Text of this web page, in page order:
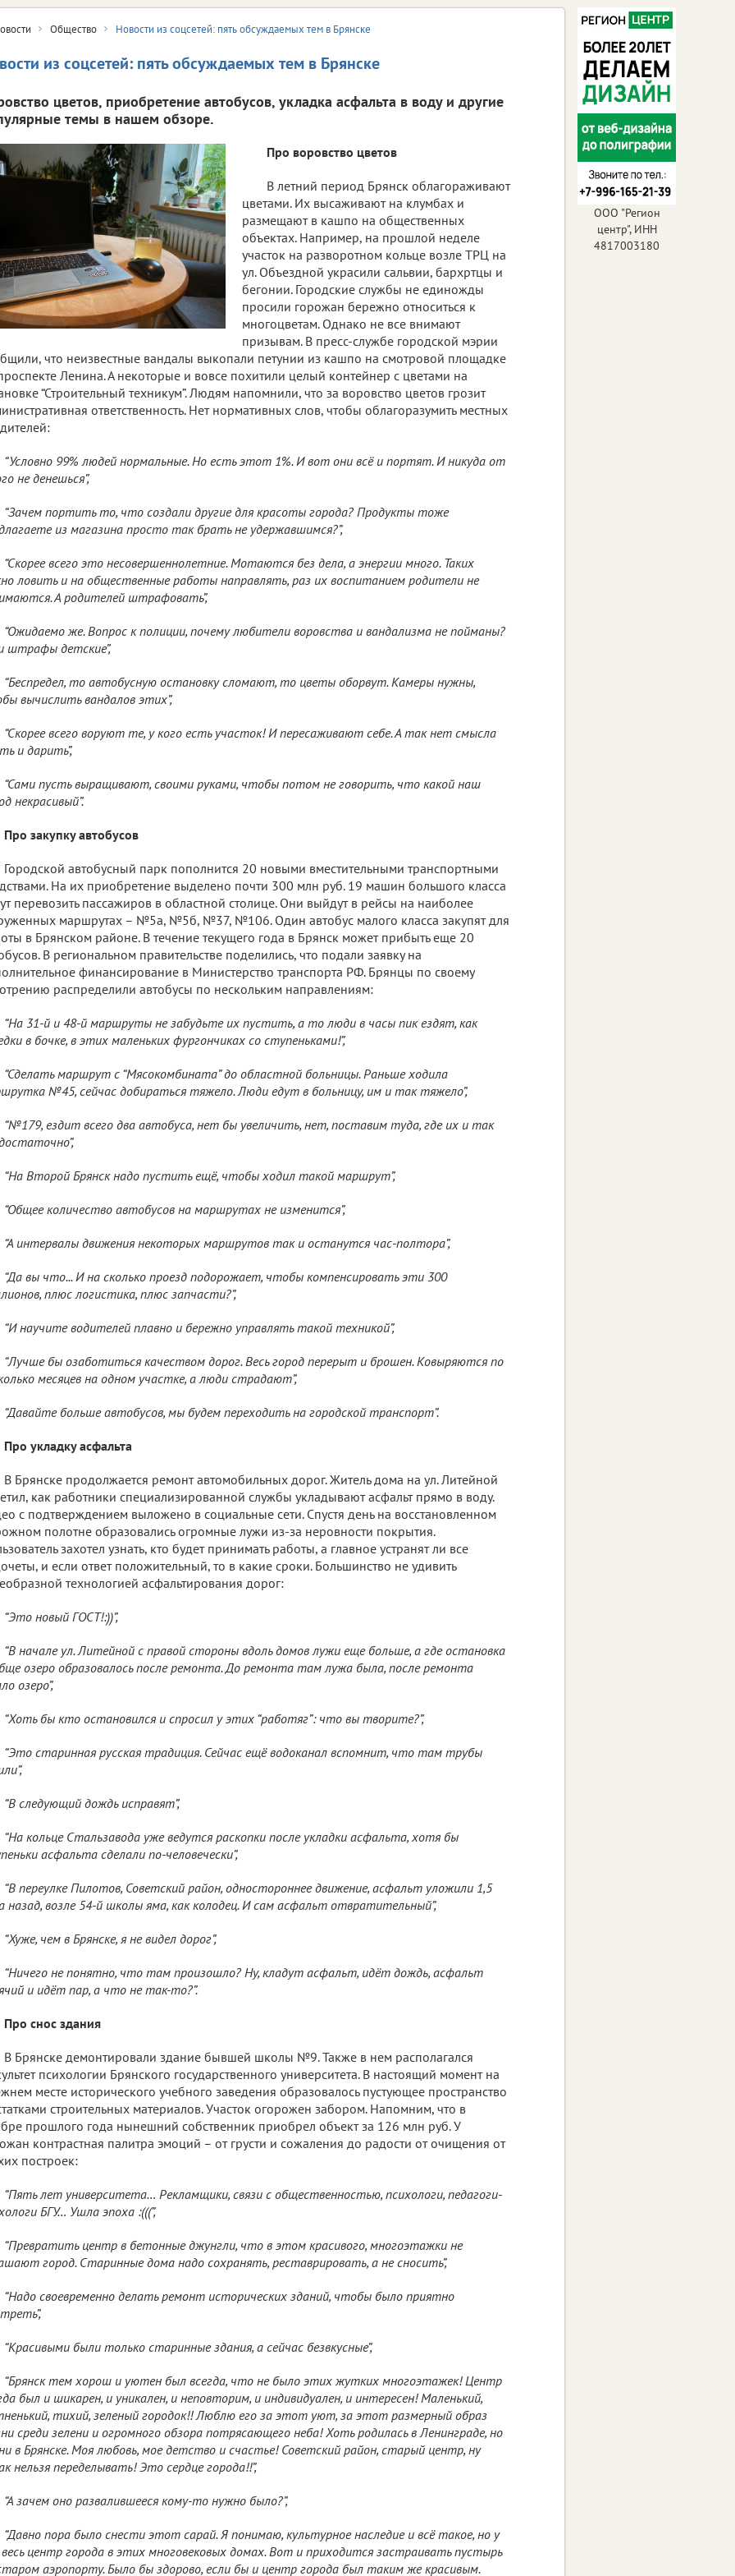
Общество Новости из соцсетей: пять обсуждаемых тем в Брянске
из соцсетей: пять обсуждаемых тем в Брянске
цветов, приобретение автобусов, укладка асфальта в воду и другие
темы в нашем обзоре.
Про воровство цветов
В летний период Брянск облагораживают
цветами. Их высаживают на клумбах и
размещают в кашпо на общественных
объектах. Например, на прошлой неделе
участок на разворотном кольце возле ТРЦ на
ул. Объездной украсили сальвии, бархртцы и
бегонии. Городские службы не единожды
просили горожан бережно относиться к
многоцветам. Однако не все внимают
призывам. В пресс-службе городской мэрии
что неизвестные вандалы выкопали петунии из кашпо на смотровой площадке
Ленина. А некоторые и вовсе похитили целый контейнер с цветами на
“Строительный техникум”. Людям напомнили, что за воровство цветов грозит
ответственность. Нет нормативных слов, чтобы облагоразумить местных
“Условно 99% людей нормальные. Но есть этот 1%. И вот они всё и портят. И никуда от
не денешься”,
“Зачем портить то, что создали другие для красоты города? Продукты тоже
из магазина просто так брать не удержавшимся?”,
“Скорее всего это несовершеннолетние. Мотаются без дела, а энергии много. Таких
ловить и на общественные работы направлять, раз их воспитанием родители не
А родителей штрафовать”,
“Ожидаемо же. Вопрос к полиции, почему любители воровства и вандализма не пойманы?
штрафы детские”,
“Беспредел, то автобусную остановку сломают, то цветы оборвут. Камеры нужны,
вычислить вандалов этих”,
“Скорее всего воруют те, у кого есть участок! И пересаживают себе. А так нет смысла
и дарить”,
“Сами пусть выращивают, своими руками, чтобы потом не говорить, что какой наш
некрасивый”.
Про закупку автобусов
Городской автобусный парк пополнится 20 новыми вместительными транспортными
На их приобретение выделено почти 300 млн руб. 19 машин большого класса
перевозить пассажиров в областной столице. Они выйдут в рейсы на наиболее
маршрутах – №5а, №5б, №37, №106. Один автобус малого класса закупят для
в Брянском районе. В течение текущего года в Брянск может прибыть еще 20
В региональном правительстве поделились, что подали заявку на
финансирование в Министерство транспорта РФ. Брянцы по своему
распределили автобусы по нескольким направлениям:
“На 31-й и 48-й маршруты не забудьте их пустить, а то люди в часы пик ездят, как
в бочке, в этих маленьких фургончиках со ступеньками!”,
“Сделать маршрут с “Мясокомбината” до областной больницы. Раньше ходила
№45, сейчас добираться тяжело. Люди едут в больницу, им и так тяжело”,
“№179, ездит всего два автобуса, нет бы увеличить, нет, поставим туда, где их и так
“На Второй Брянск надо пустить ещё, чтобы ходил такой маршрут”,
“Общее количество автобусов на маршрутах не изменится”,
“А интервалы движения некоторых маршрутов так и останутся час-полтора”,
“Да вы что... И на сколько проезд подорожает, чтобы компенсировать эти 300
плюс логистика, плюс запчасти?”,
“И научите водителей плавно и бережно управлять такой техникой”,
“Лучше бы озаботиться качеством дорог. Весь город перерыт и брошен. Ковыряются по
месяцев на одном участке, а люди страдают”,
“Давайте больше автобусов, мы будем переходить на городской транспорт”.
Про укладку асфальта
В Брянске продолжается ремонт автомобильных дорог. Житель дома на ул. Литейной
как работники специализированной службы укладывают асфальт прямо в воду.
с подтверждением выложено в социальные сети. Спустя день на восстановленном
полотне образовались огромные лужи из-за неровности покрытия.
захотел узнать, кто будет принимать работы, а главное устранят ли все
и если ответ положительный, то в какие сроки. Большинство не удивить
технологией асфальтирования дорог:
“Это новый ГОСТ!:))”,
“В начале ул. Литейной с правой стороны вдоль домов лужи еще больше, а где остановка
озеро образовалось после ремонта. До ремонта там лужа была, после ремонта
озеро”,
“Хоть бы кто остановился и спросил у этих “работяг”: что вы творите?”,
“Это старинная русская традиция. Сейчас ещё водоканал вспомнит, что там трубы
“В следующий дождь исправят”,
“На кольце Стальзавода уже ведутся раскопки после укладки асфальта, хотя бы
асфальта сделали по-человечески”,
“В переулке Пилотов, Советский район, одностороннее движение, асфальт уложили 1,5
назад, возле 54-й школы яма, как колодец. И сам асфальт отвратительный”,
“Хуже, чем в Брянске, я не видел дорог”,
“Ничего не понятно, что там произошло? Ну, кладут асфальт, идёт дождь, асфальт
и идёт пар, а что не так-то?”.
Про снос здания
В Брянске демонтировали здание бывшей школы №9. Также в нем располагался
психологии Брянского государственного университета. В настоящий момент на
месте исторического учебного заведения образовалось пустующее пространство
строительных материалов. Участок огорожен забором. Напомним, что в
прошлого года нынешний собственник приобрел объект за 126 млн руб. У
контрастная палитра эмоций – от грусти и сожаления до радости от очищения от
построек:
“Пять лет университета… Рекламщики, связи с общественностью, психологи, педагоги-
БГУ… Ушла эпоха :(((”,
“Превратить центр в бетонные джунгли, что в этом красивого, многоэтажки не
город. Старинные дома надо сохранять, реставрировать, а не сносить”,
“Надо своевременно делать ремонт исторических зданий, чтобы было приятно
“Красивыми были только старинные здания, а сейчас безвкусные”,
“Брянск тем хорош и уютен был всегда, что не было этих жутких многоэтажек! Центр
был и шикарен, и уникален, и неповторим, и индивидуален, и интересен! Маленький,
тихий, зеленый городок!! Люблю его за этот уют, за этот размерный образ
среди зелени и огромного обзора потрясающего неба! Хоть родилась в Ленинграде, но
в Брянске. Моя любовь, мое детство и счастье! Советский район, старый центр, ну
нельзя переделывать! Это сердце города!!”,
“А зачем оно развалившееся кому-то нужно было?”,
“Давно пора было снести этот сарай. Я понимаю, культурное наследие и всё такое, но у
центр города в этих многовековых домах. Вот и приходится застраивать пустырь
аэропорту. Было бы здорово, если бы и центр города был таким же красивым.
ООО "Регион
центр", ИНН
4817003180